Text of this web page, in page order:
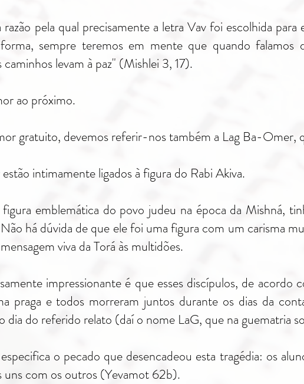
razão pela qual precisamente a letra Vav foi escolhida
sempre teremos em mente que quando falamos
caminhos levam à paz" (Mishlei 3, 17).
ao próximo.
gratuito, devemos referir-nos também a Lag Ba-Omer,
intimamente ligados à figura do Rabi Akiva.
figura emblemática do povo judeu na época da Mishná,
há dúvida de que ele foi uma figura com um carisma
viva da Torá às multidões.
impressionante é que esses discípulos, de acordo
praga e todos morreram juntos durante os dias da
dia do referido relato (daí o nome LaG, que na guematria
o pecado que desencadeou esta tragédia: os
uns com os outros (Yevamot 62b).